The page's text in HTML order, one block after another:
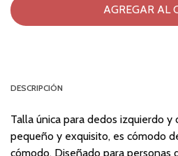
DESCRIPCIÓN
Talla única para dedos izquierdo y
pequeño y exquisito, es cómodo
cómodo. Diseñado para personas